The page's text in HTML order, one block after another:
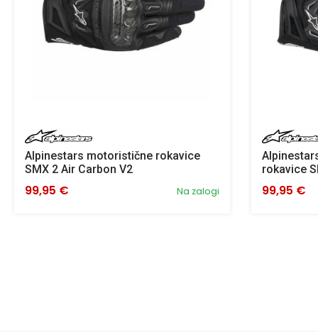
Alpinestars motoristične rokavice
SMX 2 Air Carbon V2
Na zalogi
99,95 €
rokavice
99,95 €